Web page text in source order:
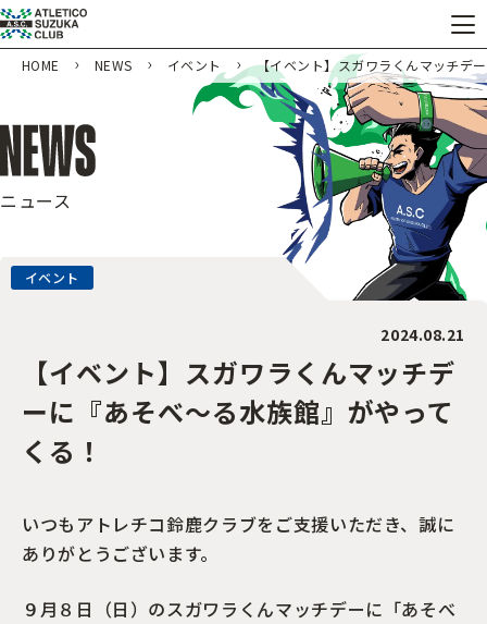
HOME NEWS イベント 【イベント】スガワラくんマッチデ
ニュース
イベント
2024.08.21
【イベント】スガワラくんマッチデ
ーに『あそべ～る水族館』がやって
くる！
いつもアトレチコ鈴鹿クラブをご支援いただき、誠に
ありがとうございます。
９月８日（日）のスガワラくんマッチデーに「あそべ